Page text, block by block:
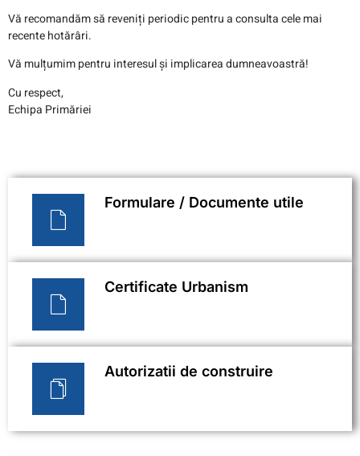
Vă recomandăm să reveniți periodic pentru a consulta cele mai
recente hotărâri.
Vă mulțumim pentru interesul și implicarea dumneavoastră!
Cu respect,
Echipa Primăriei
Formulare / Documente utile
Certificate Urbanism
Autorizatii de construire